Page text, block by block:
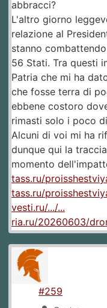
abbracci?
L'altro giorno
relazione al
stanno
56 Stati. Tra questi
Patria che mi ha
che fosse terra di
ebbene costoro
rimasti solo i poco
Alcuni di voi mi ha
dunque qui la
momento
tass.ru/
tass.ru/
vesti.ru/.../...
ria.ru/20260603/
#259